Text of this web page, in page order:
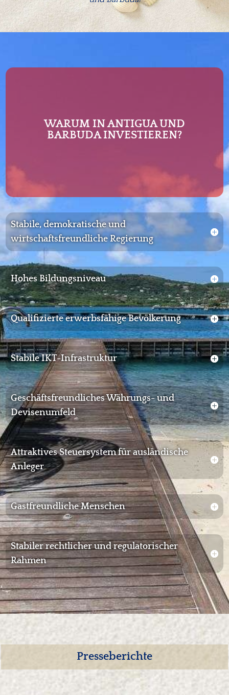
WARUM IN ANTIGUA UND
BARBUDA INVESTIEREN?
Stabile, demokratische und
wirtschaftsfreundliche Regierung
Hohes Bildungsniveau
Qualifizierte erwerbsfähige Bevölkerung
Stabile IKT-Infrastruktur
Geschäftsfreundliches Währungs- und
Devisenumfeld
Attraktives Steuersystem für ausländische
Anleger
Gastfreundliche Menschen
Stabiler rechtlicher und regulatorischer
Rahmen
Presseberichte